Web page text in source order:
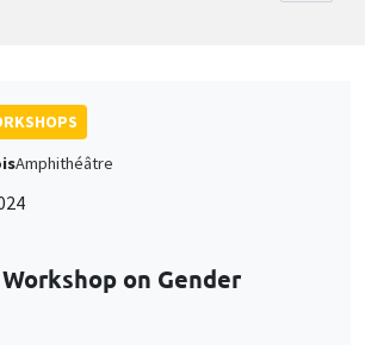
Amphithéâtre
on Gender